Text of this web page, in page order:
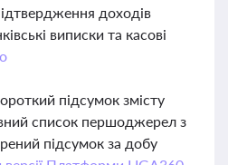
доходів
виписки та касові
підсумок змісту
список першоджерел з
підсумок за добу